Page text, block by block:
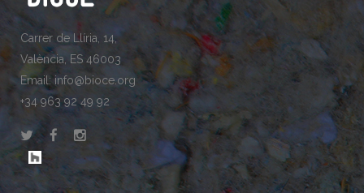
Carrer de Llíria, 14,
València, ES 46003
Email: info@bioce.org
+34 963 92 49 92